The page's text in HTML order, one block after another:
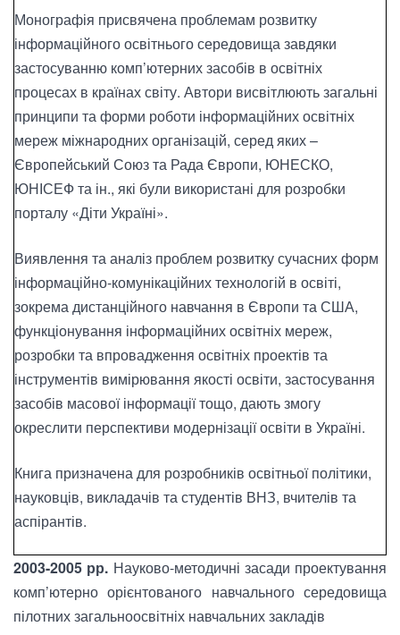
Монографія присвячена проблемам розвитку
інформаційного освітнього середовища завдяки
застосуванню комп’ютерних засобів в освітніх
процесах в країнах світу. Автори висвітлюють загальні
принципи та форми роботи інформаційних освітніх
мереж міжнародних організацій, серед яких –
Європейський Союз та Рада Європи, ЮНЕСКО,
ЮНІСЕФ та ін., які були використані для розробки
порталу «Діти Україні».
Виявлення та аналіз проблем розвитку сучасних форм
інформаційно-комунікаційних технологій в освіті,
зокрема дистанційного навчання в Європи та США,
функціонування інформаційних освітніх мереж,
розробки та впровадження освітніх проектів та
інструментів вимірювання якості освіти, застосування
засобів масової інформації тощо, дають змогу
окреслити перспективи модернізації освіти в Україні.
Книга призначена для розробників освітньої політики,
науковців, викладачів та студентів ВНЗ, вчителів та
аспірантів.
2003-2005 рр. Науково-методичні засади проектування
комп’ютерно орієнтованого навчального середовища
пілотних загальноосвітніх навчальних закладів